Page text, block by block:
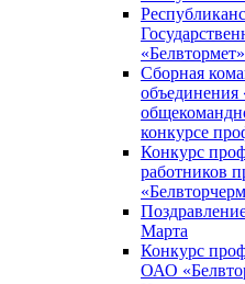
«Белвтормет»
Сборная
объединения
конкурсе
Конкурс
работников
Марта
Конкурс
ОАО